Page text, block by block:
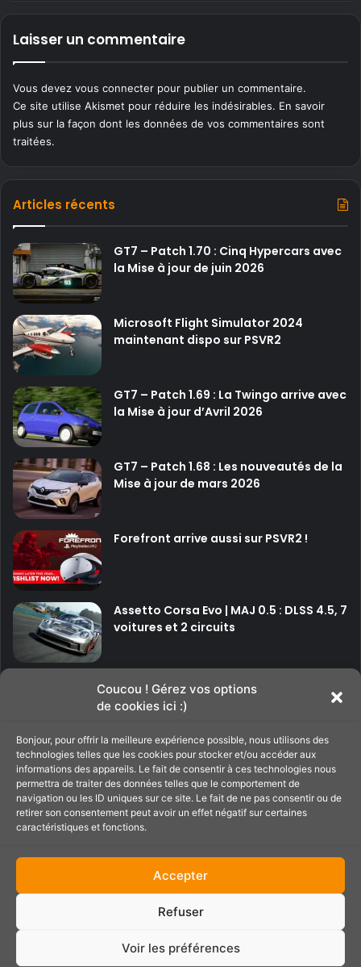
Coucou ! Gérez vos options
de cookies ici :)
Bonjour, pour offrir la meilleure expérience possible, nous utilisons des
technologies telles que les cookies pour stocker et/ou accéder aux
informations des appareils. Le fait de consentir à ces technologies nous
permettra de traiter des données telles que le comportement de
navigation ou les ID uniques sur ce site. Le fait de ne pas consentir ou de
retirer son consentement peut avoir un effet négatif sur certaines
caractéristiques et fonctions.
Accepter
Refuser
Voir les préférences
Laisser un commentaire
Vous devez vous connecter pour publier un commentaire.
Ce site utilise Akismet pour réduire les indésirables. En savoir
plus sur la façon dont les données de vos commentaires sont
traitées.
Articles récents
GT7 – Patch 1.70 : Cinq Hypercars avec
la Mise à jour de juin 2026
Microsoft Flight Simulator 2024
maintenant dispo sur PSVR2
GT7 – Patch 1.69 : La Twingo arrive avec
la Mise à jour d’Avril 2026
GT7 – Patch 1.68 : Les nouveautés de la
Mise à jour de mars 2026
Forefront arrive aussi sur PSVR2 !
Assetto Corsa Evo | MAJ 0.5 : DLSS 4.5, 7
voitures et 2 circuits
P
a
e
p
r
e
t
P
e
u
t
Soutenir le site
C'est par ici pour filer un petit coup de main au
site ;)
Partenaires : PressePlay.fr
Conditions générales Politique de cookies (UE)